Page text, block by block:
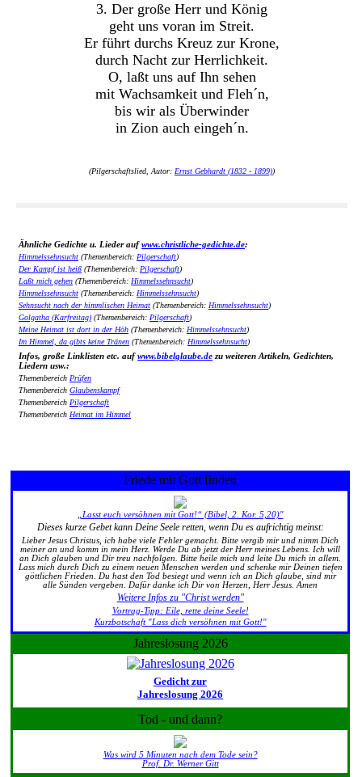
3. Der große Herr und König
geht uns voran im Streit.
Er führt durchs Kreuz zur Krone,
durch Nacht zur Herrlichkeit.
O, laßt uns auf Ihn sehen
mit Wachsamkeit und Fleh´n,
bis wir als Überwinder
in Zion auch eingeh´n.
(Pilgerschaftslied, Autor: Ernst Gebhardt (1832 - 1899))
Ähnliche Gedichte u. Lieder aufwww.christliche-gedichte.de:
Himmelssehnsucht (Themenbereich: Pilgerschaft)
Der Kampf ist heiß (Themenbereich: Pilgerschaft)
Laßt mich gehen (Themenbereich: Himmelssehnsucht)
Himmelssehnsucht (Themenbereich: Himmelssehnsucht)
Sehnsucht nach der himmlischen Heimat (Themenbereich: Himmelssehnsucht)
Golgatha (Karfreitag) (Themenbereich: Pilgerschaft)
Meine Heimat ist dort in der Höh (Themenbereich: Himmelssehnsucht)
Im Himmel, da gibts keine Tränen (Themenbereich: Himmelssehnsucht)
Infos, große Linklisten etc. aufwww.bibelglaube.de zu weiteren Artikeln, Gedichten,
Liedern usw.:
Themenbereich Prüfen
Themenbereich Glaubenskampf
Themenbereich Pilgerschaft
Themenbereich Heimat im Himmel
Friede mit Gott finden
„Lasst euch versöhnen mit Gott!“ (Bibel, 2. Kor. 5,20)"
Dieses kurze Gebet kann Deine Seele retten, wenn Du es aufrichtig meinst:
Lieber Jesus Christus, ich habe viele Fehler gemacht. Bitte vergib mir und nimm Dich
meiner an und komm in mein Herz. Werde Du ab jetzt der Herr meines Lebens. Ich will
an Dich glauben und Dir treu nachfolgen. Bitte heile mich und leite Du mich in allem.
Lass mich durch Dich zu einem neuen Menschen werden und schenke mir Deinen tiefen
göttlichen Frieden. Du hast den Tod besiegt und wenn ich an Dich glaube, sind mir
alle Sünden vergeben. Dafür danke ich Dir von Herzen, Herr Jesus. Amen
Weitere Infos zu "Christ werden"
Vortrag-Tipp: Eile, rette deine Seele!
Kurzbotschaft "Lass dich versöhnen mit Gott!"
Jahreslosung 2026
Gedicht zur
Jahreslosung 2026
Tod - und dann?
Was wird 5 Minuten nach dem Tode sein?
Prof. Dr. Werner Gitt